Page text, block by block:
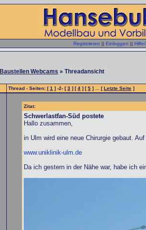
Registrieren || Einloggen ||
Baustellen Webcams » Threadansicht
Thread - Seiten: [1 ] -2- [3 ] [4 ] [5 ] ... [Letzte Seite ]
Zitat:
Schwerlastfan-Süd postete
Hallo zusammen,
in Ulm wird eine neue Chirurgie gebaut.
www.uniklinik-ulm.de
Da ich gestern in der Nähe war, habe ich